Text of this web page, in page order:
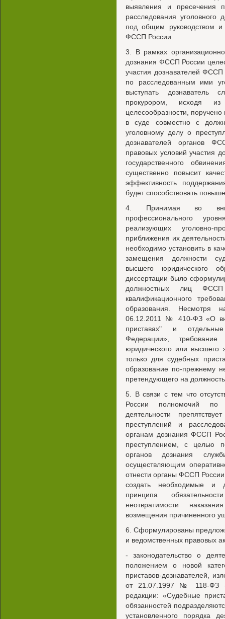
выявления и пресечения
расследования уголовного
под общим руководством и
ФССП России.
3. В рамках
дознания ФССП России
участия дознавателей ФССП
по расследованным ими
выступать дознаватель
прокурором, исходя
целесообразности,
в суде совместно с
уголовному делу о
дознавателей органов
правовых условий участия
государственного
существенно повысит
эффективность
будет способствовать
4. Принимая во
профессионального
реализующих уголовно-
приближения их
необходимо установить в
замещения должности
высшего юридического
диссертации было
должностных лиц ФССП
квалификационного
образования. Несмотря
06.12.2011 № 410-ФЗ «О
приставах" и
Федерации»,
юридического или высшего
только для судебных
образование по-прежнему
претендующего на
5. В связи с тем что
России полномочий по
деятельности
преступлений и
органам дознания ФССП
преступлением, с целью
органов дознания
осуществляющим
отнести органы ФССП
создать необходимые и
принципа
неотвратимости
возмещения причиненного
6. Сформулированы
и ведомственных правовых
- законодательство о
положением о новой
приставов-дознавателей,
от 21.07.1997 № 118-ФЗ
редакции: «Судебные
обязанностей
установленного порядка